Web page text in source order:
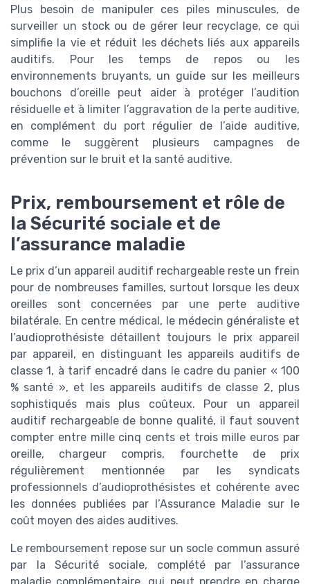
Plus besoin de manipuler ces piles minuscules, de
surveiller un stock ou de gérer leur recyclage, ce qui
simplifie la vie et réduit les déchets liés aux appareils
auditifs. Pour les temps de repos ou les
environnements bruyants, un guide sur les meilleurs
bouchons d’oreille peut aider à protéger l’audition
résiduelle et à limiter l’aggravation de la perte auditive,
en complément du port régulier de l’aide auditive,
comme le suggèrent plusieurs campagnes de
prévention sur le bruit et la santé auditive.
Prix, remboursement et rôle de
la Sécurité sociale et de
l’assurance maladie
Le prix d’un appareil auditif rechargeable reste un frein
pour de nombreuses familles, surtout lorsque les deux
oreilles sont concernées par une perte auditive
bilatérale. En centre médical, le médecin généraliste et
l’audioprothésiste détaillent toujours le prix appareil
par appareil, en distinguant les appareils auditifs de
classe 1, à tarif encadré dans le cadre du panier « 100
% santé », et les appareils auditifs de classe 2, plus
sophistiqués mais plus coûteux. Pour un appareil
auditif rechargeable de bonne qualité, il faut souvent
compter entre mille cinq cents et trois mille euros par
oreille, chargeur compris, fourchette de prix
régulièrement mentionnée par les syndicats
professionnels d’audioprothésistes et cohérente avec
les données publiées par l’Assurance Maladie sur le
coût moyen des aides auditives.
Le remboursement repose sur un socle commun assuré
par la Sécurité sociale, complété par l’assurance